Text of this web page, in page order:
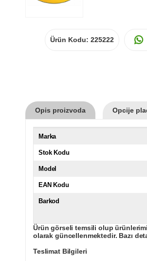
Ürün Kodu: 225222
Opis proizvoda Opcije
Marka
Stok Kodu
Model
EAN Kodu
Barkod
Ürün görseli temsili olup
olarak güncellenmektedir. Bazı
Teslimat Bilgileri